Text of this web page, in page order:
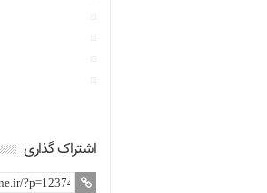
اشتراک گذاری